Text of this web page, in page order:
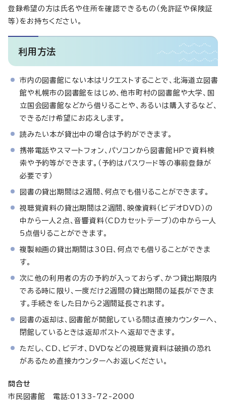
登録希望の方は氏名や住所を確認できるもの（免許証や保険証
等）をお持ちください。
利用方法
市内の図書館にない本はリクエストすることで、北海道立図書
館や札幌市の図書館をはじめ、他市町村の図書館や大学、国
立国会図書館などから借りることや、あるいは購入するなど、
できるだけ希望にお応えします。
読みたい本が貸出中の場合は予約ができます。
携帯電話やスマートフォン、パソコンから図書館HPで資料検
索や予約等ができます。（予約はパスワード等の事前登録が
必要です）
図書の貸出期間は2週間、何点でも借りることができます。
視聴覚資料の貸出期間は2週間、映像資料（ビデオDVD）の
中から一人2点、音響資料（CDカセットテープ）の中から一人
5点借りることができます。
複製絵画の貸出期間は30日、何点でも借りることができま
す。
次に他の利用者の方の予約が入っておらず、かつ貸出期限内
である時に限り、一度だけ2週間の貸出期間の延長ができま
す。手続きをした日から2週間延長されます。
図書の返却は、図書館が開館している間は直接カウンターへ、
閉館しているときは返却ポストへ返却できます。
ただし、CD、ビデオ、DVDなどの視聴覚資料は破損の恐れ
があるため直接カウンターへお返しください。
問合せ
市民図書館 電話:0133-72-2000